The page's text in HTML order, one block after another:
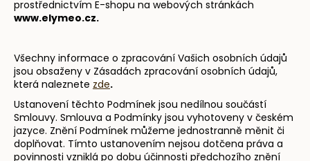
prostřednictvím E-shopu na webových stránkách
www.elymeo.cz.
Všechny informace o zpracování Vašich osobních údajů
jsou obsaženy v Zásadách zpracování osobních údajů,
která naleznete zde.
Ustanovení těchto Podmínek jsou nedílnou součástí
Smlouvy. Smlouva a Podmínky jsou vyhotoveny v českém
jazyce. Znění Podmínek můžeme jednostranně měnit či
doplňovat. Tímto ustanovením nejsou dotčena práva a
povinnosti vzniklá po dobu účinnosti předchozího znění
e
t
n
a
j
í
t
?